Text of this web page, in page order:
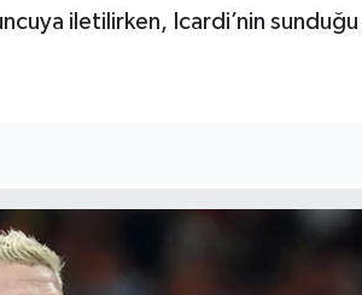
iletilirken, Icardi’nin